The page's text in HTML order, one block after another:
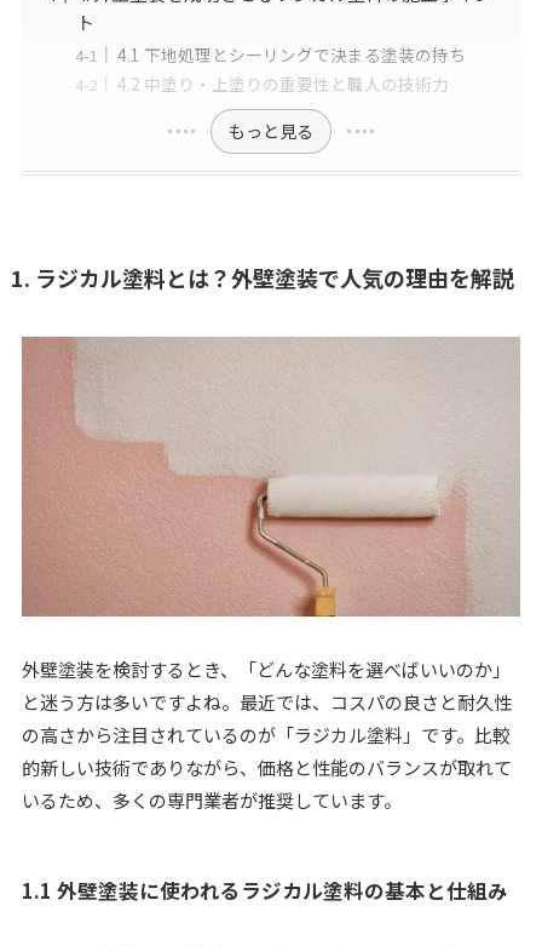
ト
4.1 下地処理とシーリングで決まる塗装の持ち
4.2 中塗り・上塗りの重要性と職人の技術力
もっと見る
1. ラジカル塗料とは？外壁塗装で人気の理由を解説
外壁塗装を検討するとき、「どんな塗料を選べばいいのか」
と迷う方は多いですよね。最近では、コスパの良さと耐久性
の高さから注目されているのが「ラジカル塗料」です。比較
的新しい技術でありながら、価格と性能のバランスが取れて
いるため、多くの専門業者が推奨しています。
1.1 外壁塗装に使われるラジカル塗料の基本と仕組み